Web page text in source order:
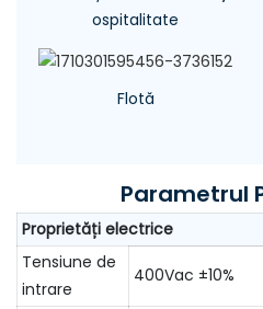
ospitalitate
Flotă
Parametrul
Proprietăți electrice
Tensiune de
intrare
400Vac ±10%